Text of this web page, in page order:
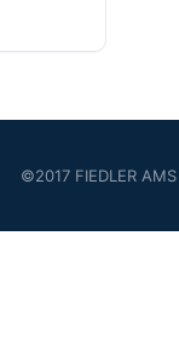
©2017 FIEDLER